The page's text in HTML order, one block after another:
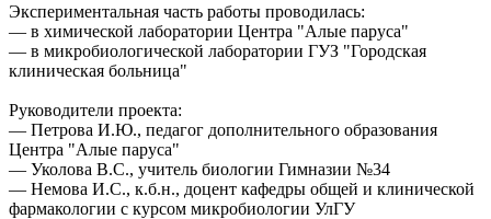
Экспериментальная часть работы проводилась:
— в химической лаборатории Центра "Алые паруса"
— в микробиологической лаборатории ГУЗ "Городская
клиническая больница"
Руководители проекта:
— Петрова И.Ю., педагог дополнительного образования
Центра "Алые паруса"
— Уколова В.С., учитель биологии Гимназии №34
— Немова И.С., к.б.н., доцент кафедры общей и клинической
фармакологии с курсом микробиологии УлГУ